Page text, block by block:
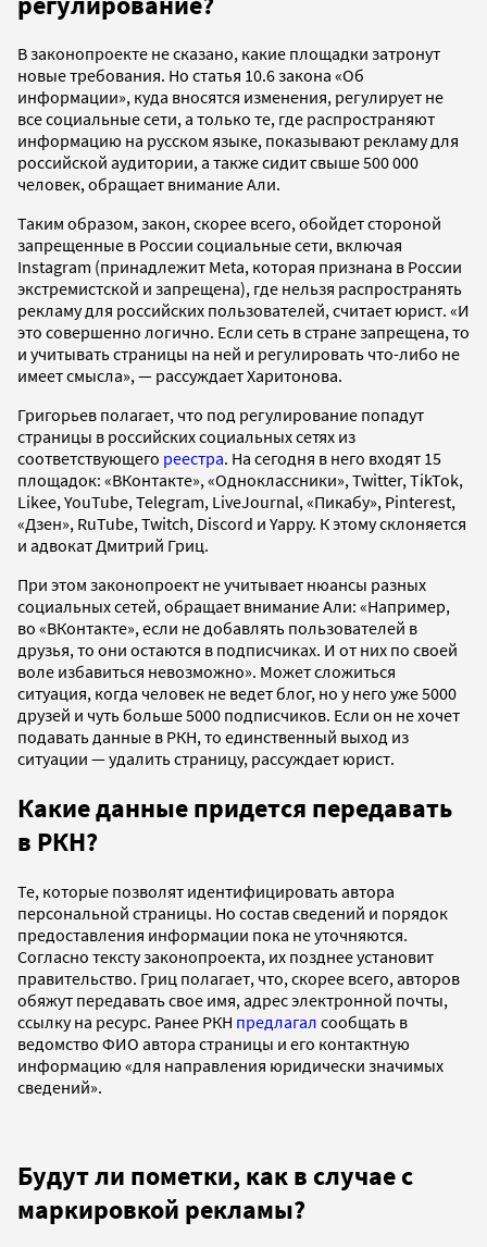
В законопроекте не сказано, какие площадки затронут
новые требования. Но статья 10.6 закона «Об
информации», куда вносятся изменения, регулирует не
все социальные сети, а только те, где распространяют
информацию на русском языке, показывают рекламу для
российской аудитории, а также сидит свыше 500 000
человек, обращает внимание Али.
Таким образом, закон, скорее всего, обойдет стороной
запрещенные в России социальные сети, включая
Instagram (принадлежит Meta, которая признана в России
экстремистской и запрещена), где нельзя распространять
рекламу для российских пользователей, считает юрист. «И
это совершенно логично. Если сеть в стране запрещена, то
и учитывать страницы на ней и регулировать что-либо не
имеет смысла», — рассуждает Харитонова.
Григорьев полагает, что под регулирование попадут
страницы в российских социальных сетях из
соответствующего реестра. На сегодня в него входят 15
площадок: «ВКонтакте», «Одноклассники», Twitter, TikTok,
Likee, YouTube, Telegram, LiveJournal, «Пикабу», Pinterest,
«Дзен», RuTube, Twitch, Discord и Yappy. К этому склоняется
и адвокат Дмитрий Гриц.
При этом законопроект не учитывает нюансы разных
социальных сетей, обращает внимание Али: «Например,
во «ВКонтакте», если не добавлять пользователей в
друзья, то они остаются в подписчиках. И от них по своей
воле избавиться невозможно». Может сложиться
ситуация, когда человек не ведет блог, но у него уже 5000
друзей и чуть больше 5000 подписчиков. Если он не хочет
подавать данные в РКН, то единственный выход из
ситуации — удалить страницу, рассуждает юрист.
Какие данные придется передавать
в РКН?
Те, которые позволят идентифицировать автора
персональной страницы. Но состав сведений и порядок
предоставления информации пока не уточняются.
Согласно тексту законопроекта, их позднее установит
правительство. Гриц полагает, что, скорее всего, авторов
обяжут передавать свое имя, адрес электронной почты,
ссылку на ресурс. Ранее РКН предлагал сообщать в
ведомство ФИО автора страницы и его контактную
информацию «для направления юридически значимых
сведений».
Будут ли пометки, как в случае с
маркировкой рекламы?